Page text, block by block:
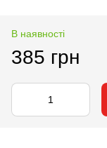
В наявності
385 грн